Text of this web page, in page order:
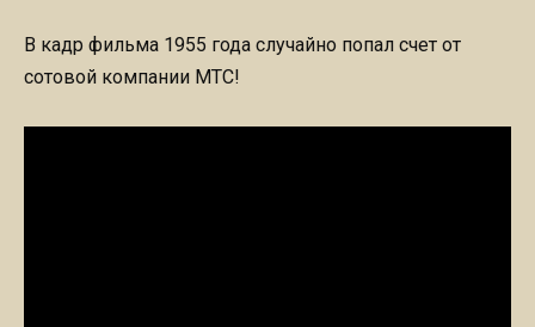
В кадр фильма 1955 года случайно попал счет от
сотовой компании МТС!